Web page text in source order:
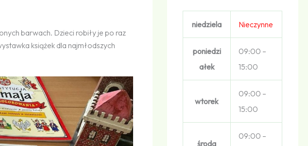
barwach. Dzieci robiły je po raz
książek dla najmłodszych
niedziela Nieczynne
poniedzi
ałek
09:00 –
15:00
wtorek
09:00 –
15:00
środa
09:00 –